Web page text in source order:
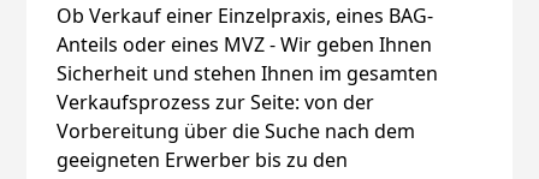
Ob Verkauf einer Einzelpraxis, eines BAG-
Anteils oder eines MVZ - Wir geben Ihnen
Sicherheit und stehen Ihnen im gesamten
Verkaufsprozess zur Seite: von der
Vorbereitung über die Suche nach dem
geeigneten Erwerber bis zu den